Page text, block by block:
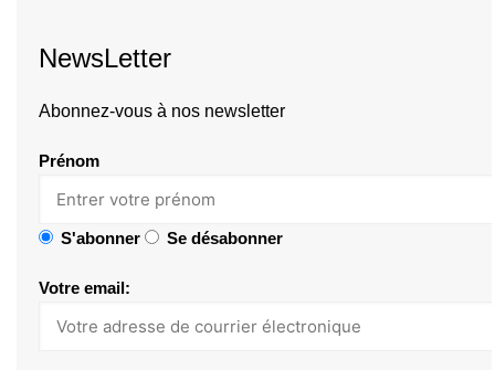
NewsLetter
Abonnez-vous à nos newsletter
Prénom
S'abonner Se désabonner
Votre email: